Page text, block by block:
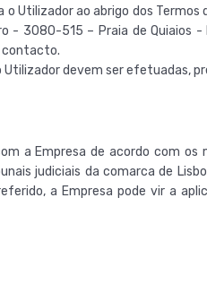
Utilizador ao abrigo dos
- 3080-515 – Praia de Quiaios
contacto.
devem ser efetuadas,
a Empresa de acordo com
judiciais da comarca de
a Empresa pode vir a